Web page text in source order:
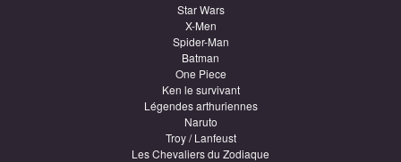
Star Wars
X-Men
Spider-Man
Batman
One Piece
Ken le survivant
Légendes arthuriennes
Naruto
Troy / Lanfeust
Les Chevaliers du Zodiaque